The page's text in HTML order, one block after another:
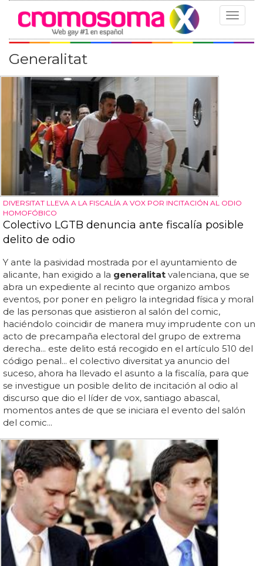
Toggle
Generalitat
DIVERSITAT LLEVA A LA FISCALÍA A VOX POR INCITACIÓN AL ODIO
HOMOFÓBICO
Colectivo LGTB denuncia ante fiscalía posible
delito de odio
Y ante la pasividad mostrada por el ayuntamiento de
alicante, han exigido a la generalitat valenciana, que se
abra un expediente al recinto que organizo ambos
eventos, por poner en peligro la integridad física y moral
de las personas que asistieron al salón del comic,
haciéndolo coincidir de manera muy imprudente con un
acto de precampaña electoral del grupo de extrema
derecha... este delito está recogido en el artículo 510 del
código penal... el colectivo diversitat ya anuncio del
suceso, ahora ha llevado el asunto a la fiscalía, para que
se investigue un posible delito de incitación al odio al
discurso que dio el líder de vox, santiago abascal,
momentos antes de que se iniciara el evento del salón
del comic...